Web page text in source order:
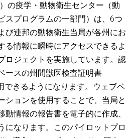
の疫学・動物衛生センター（動
スプログラムの一部門）は、6つ
び連邦の動物衛生当局が各州にお
る情報に瞬時にアクセスできるよ
ロジェクトを実施しています。認
ースの州間獣医検査証明書
できるようになります。ウェブベ
ションを使用することで、当局と
動情報の報告書を電子的に作成、
になります。このパイロットプロ